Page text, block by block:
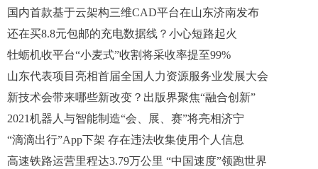
国内首款基于云架构三维CAD平台在山东济南发布
还在买8.8元包邮的充电数据线？小心短路起火
牡蛎机收平台“小麦式”收割将采收率提至99%
山东代表项目亮相首届全国人力资源服务业发展大会
新技术会带来哪些新改变？出版界聚焦“融合创新”
2021机器人与智能制造“会、展、赛”将亮相济宁
“滴滴出行”App下架 存在违法收集使用个人信息
高速铁路运营里程达3.79万公里 “中国速度”领跑世界